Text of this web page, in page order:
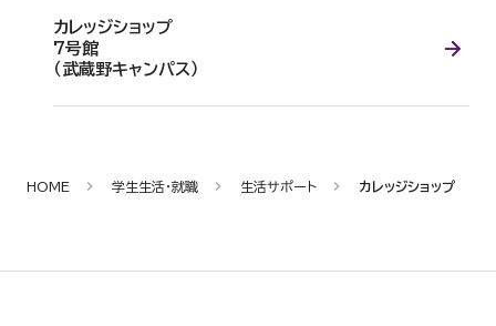
カレッジショップ
7号館
（武蔵野キャンパス）
HOME 学生生活・就職 生活サポート カレッジショップ